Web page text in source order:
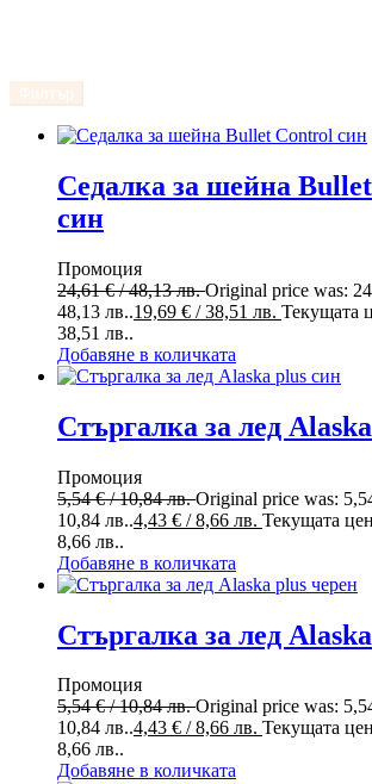
Седалка за шейна
син
Промоция
24,61€/ 48,13 лв.Original price was:
48,13 лв..19,69 € / 38,51 лв. Текущата
38,51 лв..
Добавяне в количката
Стъргалка за лед
Промоция
5,54€/ 10,84 лв.Original price was:
10,84 лв..4,43 € / 8,66 лв. Текущата
8,66 лв..
Добавяне в количката
Стъргалка за лед
Промоция
5,54€/ 10,84 лв.Original price was:
10,84 лв..4,43 € / 8,66 лв. Текущата
8,66 лв..
Добавяне в количката